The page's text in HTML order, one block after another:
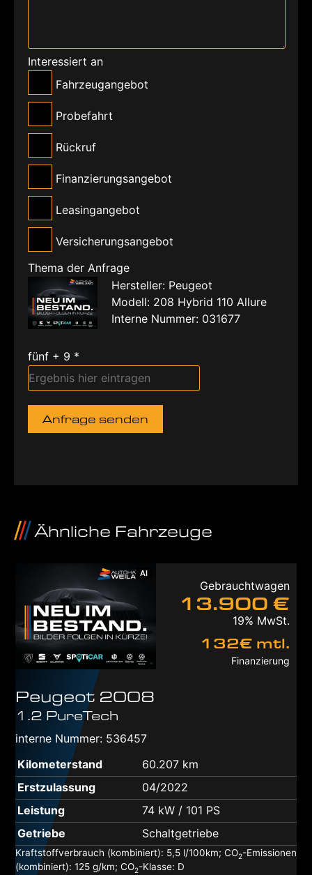
Interessiert an
Fahrzeugangebot
Probefahrt
Rückruf
Finanzierungsangebot
Leasingangebot
Versicherungsangebot
Thema der Anfrage
Hersteller: Peugeot
Modell: 208 Hybrid 110 Allure
Interne Nummer: 031677
fünf + 9 *
Anfrage senden
Ähnliche Fahrzeuge
AI
Gebrauchtwagen
13.900 €
19% MwSt.
132€ mtl.
Finanzierung
Peugeot 2008
1.2 PureTech
interne Nummer: 536457
Kilometerstand
60.207 km
Erstzulassung
04/2022
Leistung
74 kW / 101 PS
Getriebe
Schaltgetriebe
Kraftstoffverbrauch (kombiniert): 5,5 l/100km; CO2-Emissionen
(kombiniert): 125 g/km; CO2-Klasse: D